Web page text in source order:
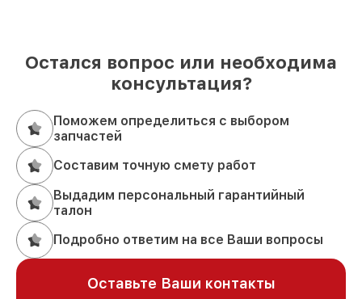
Остался вопрос или необходима
консультация?
Поможем определиться с выбором
запчастей
Составим точную смету работ
Выдадим персональный гарантийный
талон
Подробно ответим на все Ваши вопросы
Оставьте Ваши контакты